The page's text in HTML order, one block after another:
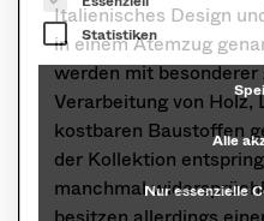
Italienisches Design
in einem Atemzug
werden mit
Verarbeitung von Holz,
kostbaren Baustoffen
der Kollektion
manchmal
Alle
Nur essenzielle
Individuelle